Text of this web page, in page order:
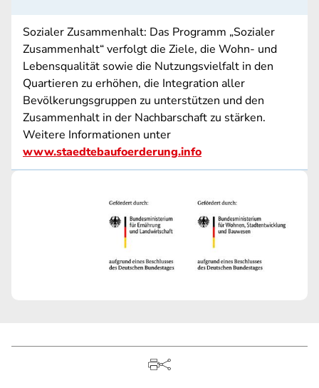
Sozialer Zusammenhalt: Das Programm „Sozialer
Zusammenhalt“ verfolgt die Ziele, die Wohn- und
Lebensqualität sowie die Nutzungsvielfalt in den
Quartieren zu erhöhen, die Integration aller
Bevölkerungsgruppen zu unterstützen und den
Zusammenhalt in der Nachbarschaft zu stärken.
Weitere Informationen unter
www.staedtebaufoerderung.info